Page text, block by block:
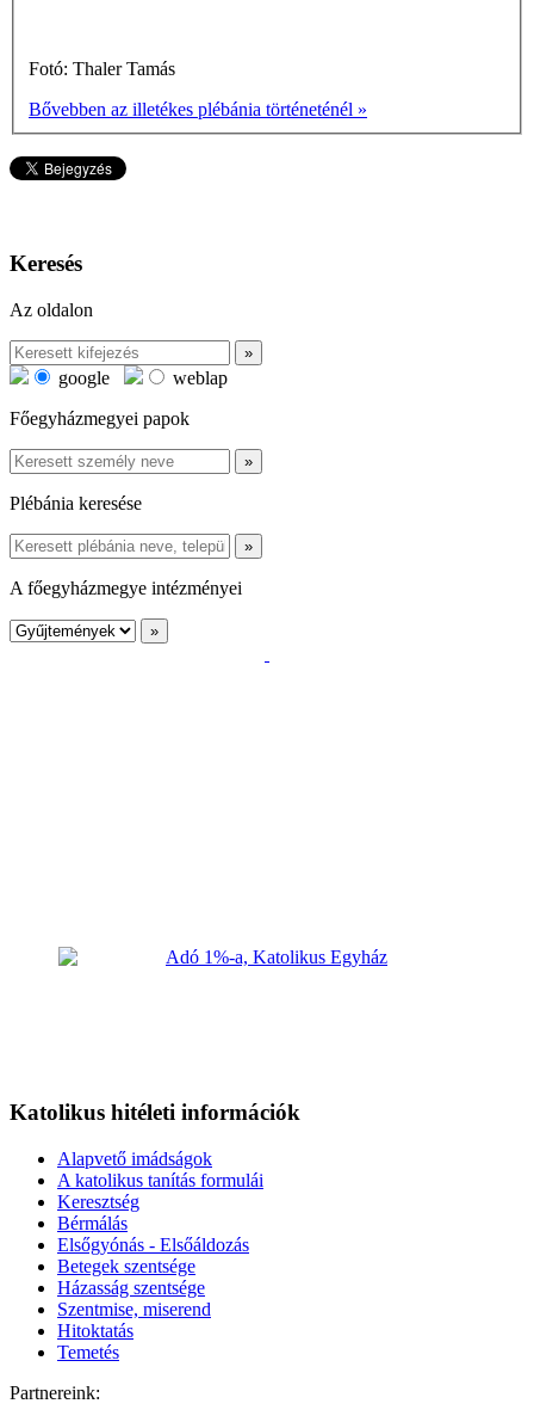
Fotó: Thaler Tamás
Bővebben az illetékes plébánia történeténél »
Keresés
Az oldalon
google
weblap
Főegyházmegyei papok
Plébánia keresése
A főegyházmegye intézményei
Katolikus hitéleti információk
Alapvető imádságok
A katolikus tanítás formulái
Keresztség
Bérmálás
Elsőgyónás - Elsőáldozás
Betegek szentsége
Házasság szentsége
Szentmise, miserend
Hitoktatás
Temetés
Partnereink: